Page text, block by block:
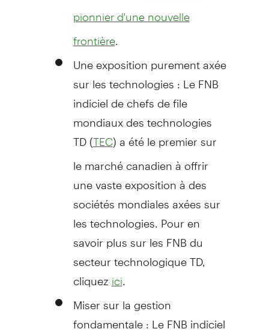
pionnier d'une nouvelle
frontière.
Une exposition purement axée
sur les technologies : Le FNB
indiciel de chefs de file
mondiaux des technologies
TD (TEC) a été le premier sur
le marché canadien à offrir
une vaste exposition à des
sociétés mondiales axées sur
les technologies. Pour en
savoir plus sur les FNB du
secteur technologique TD,
cliquez ici
Miser sur la gestion
fondamentale : Le FNB indiciel